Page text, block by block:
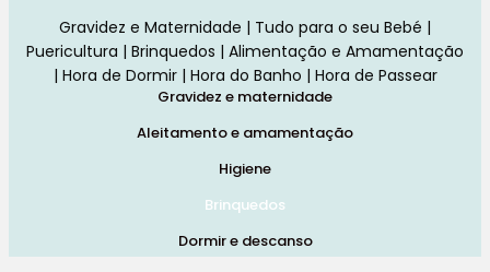
Gravidez e Maternidade | Tudo para o seu Bebé |
Puericultura | Brinquedos | Alimentação e Amamentação
| Hora de Dormir | Hora do Banho | Hora de Passear
Gravidez e maternidade
Aleitamento e amamentação
Higiene
Brinquedos
Dormir e descanso